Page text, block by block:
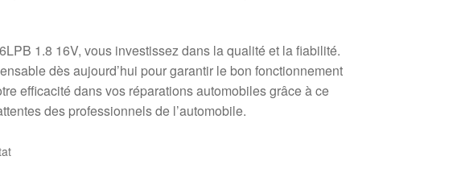
1.8 16V, vous investissez dans la qualité et la fiabilité.
dès aujourd’hui pour garantir le bon fonctionnement
efficacité dans vos réparations automobiles grâce à ce
des professionnels de l’automobile.